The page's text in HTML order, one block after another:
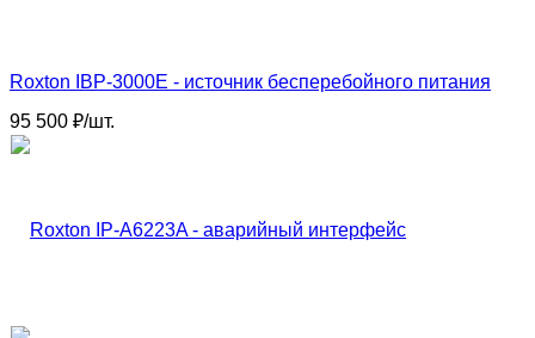
Roxton IBP-3000E - источник бесперебойного питания
95 500 ₽/шт.